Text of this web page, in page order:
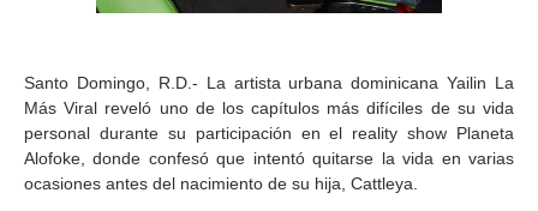
Santo Domingo, R.D.- La artista urbana dominicana Yailin La
Más Viral reveló uno de los capítulos más difíciles de su vida
personal durante su participación en el reality show Planeta
Alofoke, donde confesó que intentó quitarse la vida en varias
ocasiones antes del nacimiento de su hija, Cattleya.